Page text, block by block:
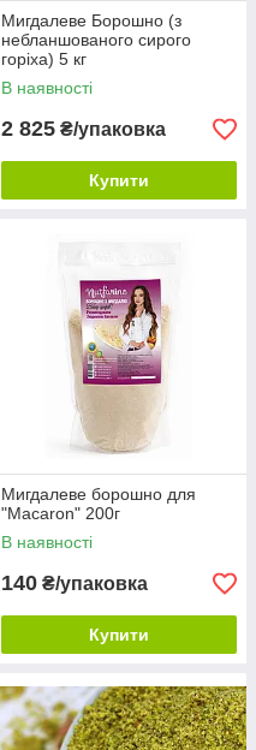
Мигдалеве Борошно (з
небланшованого сирого
горіха) 5 кг
В наявності
2 825 ₴/упаковка
Купити
Мигдалеве борошно для
"Macaron" 200г
В наявності
140 ₴/упаковка
Купити